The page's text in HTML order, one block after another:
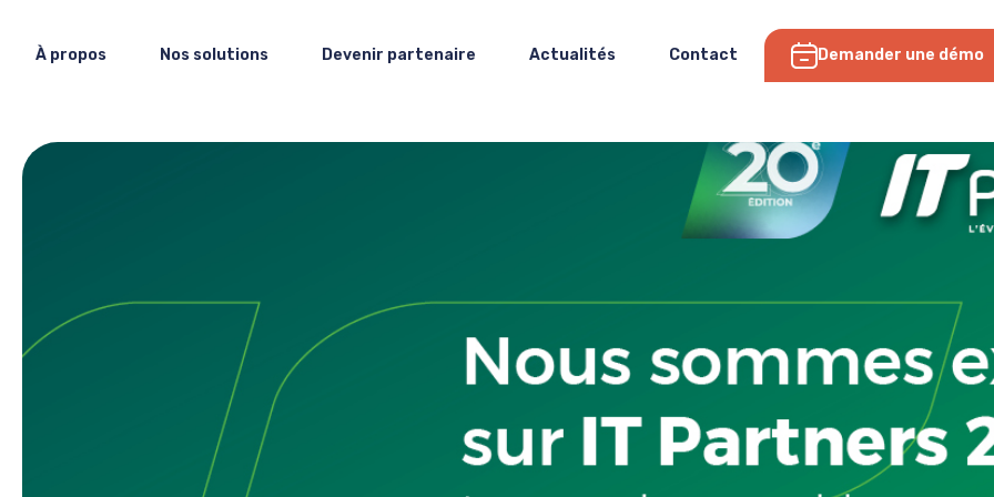
À propos Nos solutions Devenir partenaire Actualités Contact Demander une démo